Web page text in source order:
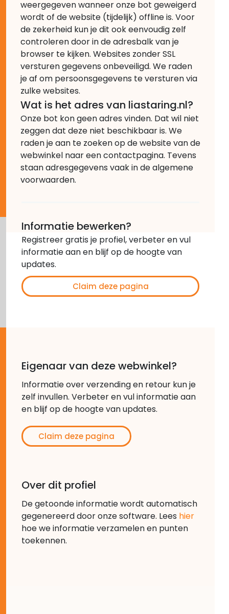
weergegeven wanneer onze bot geweigerd
wordt of de website (tijdelijk) offline is. Voor
de zekerheid kun je dit ook eenvoudig zelf
controleren door in de adresbalk van je
browser te kijken. Websites zonder SSL
versturen gegevens onbeveiligd. We raden
je af om persoonsgegevens te versturen via
zulke websites.
Wat is het adres van liastaring.nl?
Onze bot kon geen adres vinden. Dat wil niet
zeggen dat deze niet beschikbaar is. We
raden je aan te zoeken op de website van de
webwinkel naar een contactpagina. Tevens
staan adresgegevens vaak in de algemene
voorwaarden.
Informatie bewerken?
Registreer gratis je profiel, verbeter en vul
informatie aan en blijf op de hoogte van
updates.
Claim deze pagina
Eigenaar van deze webwinkel?
Informatie over verzending en retour kun je
zelf invullen. Verbeter en vul informatie aan
en blijf op de hoogte van updates.
Claim deze pagina
Over dit profiel
De getoonde informatie wordt automatisch
gegenereerd door onze software. Lees hier
hoe we informatie verzamelen en punten
toekennen.